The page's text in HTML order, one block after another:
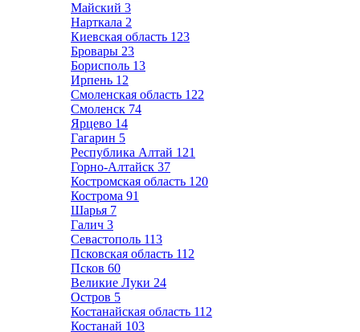
Майский 3
Нарткала 2
Киевская область 123
Бровары 23
Борисполь 13
Ирпень 12
Смоленская область 122
Смоленск 74
Ярцево 14
Гагарин 5
Республика Алтай 121
Горно-Алтайск 37
Костромская область 120
Кострома 91
Шарья 7
Галич 3
Севастополь 113
Псковская область 112
Псков 60
Великие Луки 24
Остров 5
Костанайская область 112
Костанай 103